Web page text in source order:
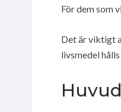
För dem som
Det är viktigt
livsmedel